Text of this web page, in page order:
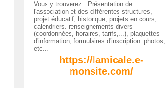
Vous y trouverez : Présentation de
l'association et des différentes structures,
projet éducatif, historique, projets en cours,
calendriers, renseignements divers
(coordonnées, horaires, tarifs,...), plaquettes
d'information, formulaires d'inscription, photos,
etc...
https://lamicale.e-
monsite.com/